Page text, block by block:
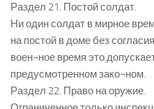
Раздел 21. Постой солдат.
Ни один солдат в мирное
на постой в доме без
воен¬ное время это
предусмотренном зако¬ном.
Раздел 22. Право на оружие.